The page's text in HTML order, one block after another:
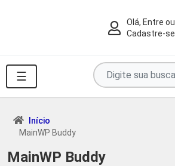
Olá, Entre ou
Cadastre-se
☰
Pesquise
por
produtos
Início
MainWP Buddy
MainWP Buddy